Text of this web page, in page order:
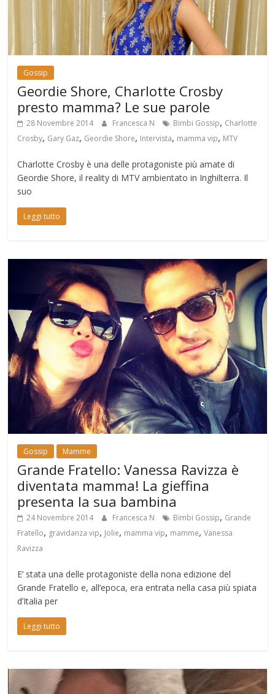
Gossip
Geordie Shore, Charlotte Crosby
presto mamma? Le sue parole
28 Novembre 2014 Francesca N Bimbi Gossip, Charlotte
Crosby, Gary Gaz, Geordie Shore, Intervista, mamma vip, MTV
Charlotte Crosby è una delle protagoniste più amate di
Geordie Shore, il reality di MTV ambientato in Inghilterra. Il
suo
Leggi tutto
Gossip Mamme
Grande Fratello: Vanessa Ravizza è
diventata mamma! La gieffina
presenta la sua bambina
24 Novembre 2014 Francesca N Bimbi Gossip, Grande
Fratello, gravidanza vip, Jolie, mamma vip, mamme,Vanessa
Ravizza
E’ stata una delle protagoniste della nona edizione del
Grande Fratello e, all’epoca, era entrata nella casa più spiata
d’Italia per
Leggi tutto